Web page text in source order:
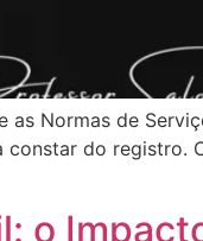
Normas de
constar do registro.
o